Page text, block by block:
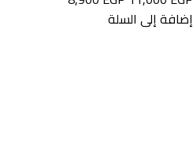
إضافة إلى السلة